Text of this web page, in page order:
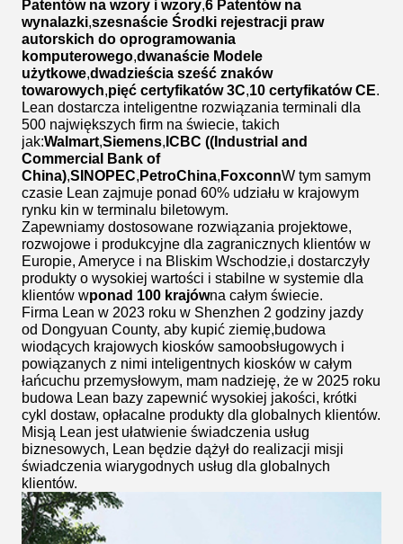
Patentów na wzory i wzory,6 Patentów na
wynalazki,szesnaście Środki rejestracji praw
autorskich do oprogramowania
komputerowego,dwanaście Modele
użytkowe,dwadzieścia sześć znaków
towarowych,pięć certyfikatów 3C,10 certyfikatów CE.
Lean dostarcza inteligentne rozwiązania terminali dla
500 największych firm na świecie, takich
jak:Walmart,Siemens, ICBC ((Industrial and
Commercial Bank of
China),SINOPEC, PetroChina, FoxconnW tym samym
czasie Lean zajmuje ponad 60% udziału w krajowym
rynku kin w terminalu biletowym.
Zapewniamy dostosowane rozwiązania projektowe,
rozwojowe i produkcyjne dla zagranicznych klientów w
Europie, Ameryce i na Bliskim Wschodzie,i dostarczyły
produkty o wysokiej wartości i stabilne w systemie dla
klientów wponad 100 krajówna całym świecie.
Firma Lean w 2023 roku w Shenzhen 2 godziny jazdy
od Dongyuan County, aby kupić ziemię,budowa
wiodących krajowych kiosków samoobsługowych i
powiązanych z nimi inteligentnych kiosków w całym
łańcuchu przemysłowym, mam nadzieję, że w 2025 roku
budowa Lean bazy zapewnić wysokiej jakości, krótki
cykl dostaw, opłacalne produkty dla globalnych klientów.
Misją Lean jest ułatwienie świadczenia usług
biznesowych, Lean będzie dążył do realizacji misji
świadczenia wiarygodnych usług dla globalnych
klientów.